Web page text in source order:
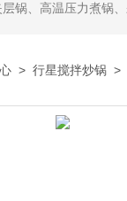
、高温压力煮锅、杀
> 行星搅拌炒锅 >